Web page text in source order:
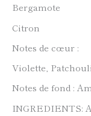
Bergamote
Citron
Notes de cœur :
Violette,
Notes de fond :
INGREDIENTS: